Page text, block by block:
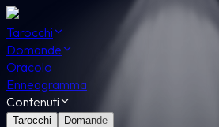
Tarocchi
Domande
Oracolo
Enneagramma
Contenuti
Tarocchi Domande